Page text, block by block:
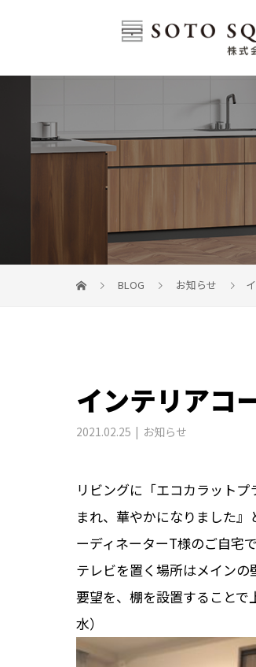
BLOG お知らせ
インテリアコ
2021.02.25 お知らせ
リビングに「エコカラット
まれ、華やかになりました
ーディネーターT様のご自宅で
テレビを置く場所はメイン
要望を、棚を設置すること
水）